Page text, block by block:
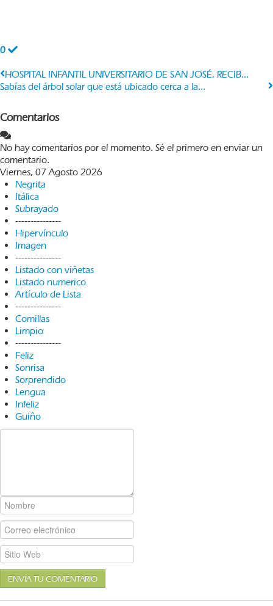
0
HOSPITAL INFANTIL UNIVERSITARIO DE SAN JOSÉ, RECIB...
Sabías del árbol solar que está ubicado cerca a la...
Comentarios
No hay comentarios por el momento. Sé el primero en enviar un
comentario.
Viernes, 07 Agosto 2026
Negrita
Itálica
Subrayado
---------------
Hipervínculo
Imagen
---------------
Listado con viñetas
Listado numerico
Artículo de Lista
---------------
Comillas
Limpio
---------------
Feliz
Sonrisa
Sorprendido
Lengua
Infeliz
Guiño
ENVÍA TU COMENTARIO